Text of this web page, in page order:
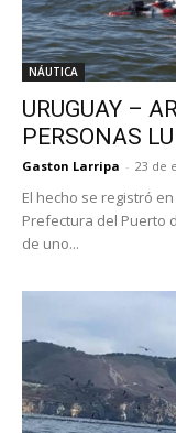
NÁUTICA
URUGUAY –
PERSONAS
Gaston Larripa - 23 de
El hecho se registró
Prefectura del Puerto
de uno...